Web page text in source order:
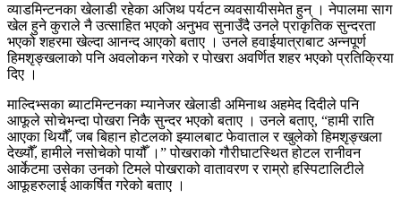
व्याडमिन्टनका खेलाडी रहेका अजिथ पर्यटन व्यवसायीसमेत हुन् । नेपालमा साग
खेल हुने कुराले नै उत्साहित भएको अनुभव सुनाउँदै उनले प्राकृतिक सुन्दरता
भएको शहरमा खेल्दा आनन्द आएको बताए । उनले हवाईयात्राबाट अन्नपूर्ण
हिमशृङ्खलाको पनि अवलोकन गरेको र पोखरा अवर्णित शहर भएको प्रतिक्रिया
दिए ।
माल्दिभ्सका ब्याटमिन्टनका म्यानेजर खेलाडी अमिनाथ अहमेद दिदीले पनि
आफूले सोचेभन्दा पोखरा निकै सुन्दर भएको बताए । उनले बताए, “हामी राति
आएका थियौँ, जब बिहान होटलको झ्यालबाट फेवाताल र खुलेको हिमशृङ्खला
देख्यौँ, हामीले नसोचेको पायौँ ।” पोखराको गौरीघाटस्थित होटल रानीवन
आर्केटमा उसेका उनको टिमले पोखराको वातावरण र राम्रो हस्पिटालिटीले
आफूहरुलाई आकर्षित गरेको बताए ।